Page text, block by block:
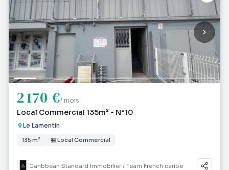
2 170 €/ mois
Local Commercial 135m² - N°10
Le Lamentin
135 m² 🏪 Local Commercial
Caribbean Standard Immobilier / Team French caribe